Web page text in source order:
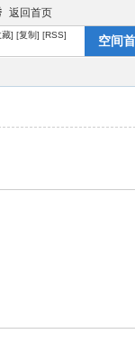
返回首页
] [复制] [RSS] 空间